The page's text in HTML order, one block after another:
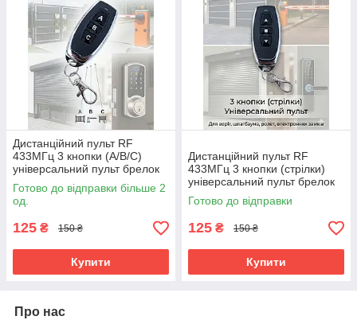
Дистанційний пульт RF
433МГц 3 кнопки (А/В/C)
універсальний пульт брелок
для реле коміра, шлагбауму,
ролет, дверей, замків
Готово до відправки більше 2
од.
125 ₴ 150 ₴
Купити
Дистанційний пульт RF
433МГц 3 кнопки (стрілки)
універсальний пульт брелок
для реле коміра, шлагбауму,
ролет, дверей, замків
Готово до відправки
125 ₴ 150 ₴
Купити
Про нас